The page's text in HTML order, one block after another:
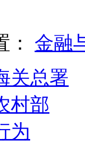
金融
关总署
村部
为